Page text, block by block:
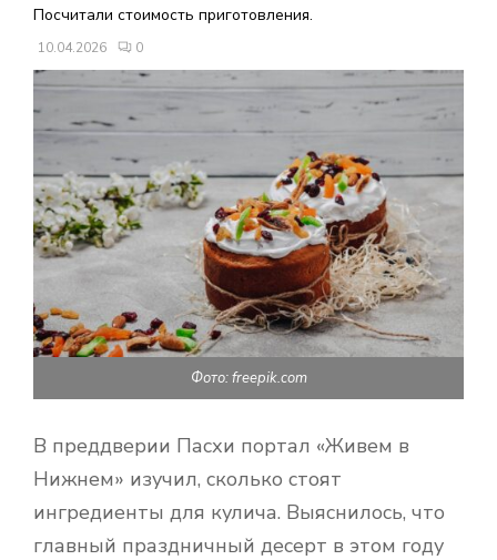
Н
О
М
Н
Ю
Посчитали стоимость приготовления.
10.04.2026 0
Фото: freepik.com
В преддверии Пасхи портал «Живем в
Нижнем» изучил, сколько стоят
ингредиенты для кулича. Выяснилось, что
главный праздничный десерт в этом году